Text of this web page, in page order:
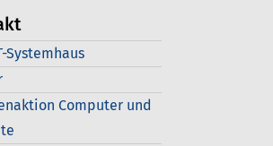
Systemhaus
Computer und